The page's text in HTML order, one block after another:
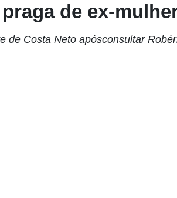
de ex-
de Costa Neto apósconsultar